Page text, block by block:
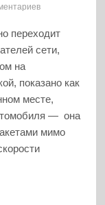
переходит
сети,
на
показано как
месте,
— она
мимо